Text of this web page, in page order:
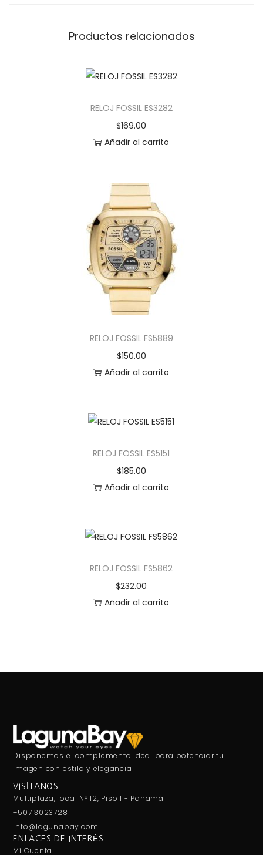
Productos relacionados
RELOJ FOSSIL ES3282
$169.00
Añadir al carrito
RELOJ FOSSIL FS5889
$150.00
Añadir al carrito
RELOJ FOSSIL ES5151
$185.00
Añadir al carrito
RELOJ FOSSIL FS5862
$232.00
Añadir al carrito
Disponemos el complemento ideal para potenciar tu
imagen con estilo y elegancia
VISÍTANOS
Multiplaza, local Nº 12, Piso 1 - Panamá
+507 3023728
info@lagunabay.com
ENLACES DE INTERÉS
Mi Cuenta